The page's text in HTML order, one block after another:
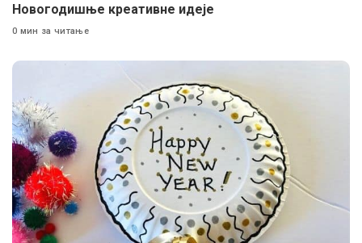
Новогодишње креативне идеје
0 мин за читање